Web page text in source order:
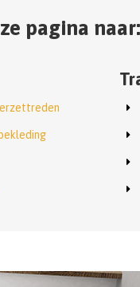
pagina naar: